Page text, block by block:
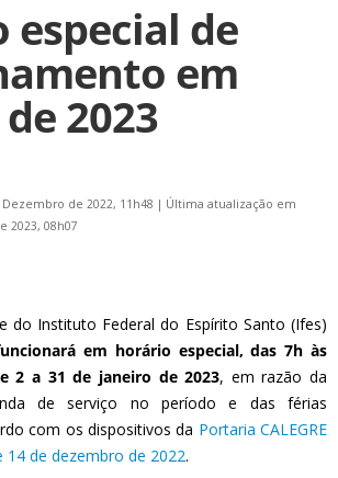
especial de
em
2023
de 2022, 11h48 | Última atualização em
2023, 08h07
do Instituto Federal do Espírito Santo (Ifes)
em horário especial, das 7h às
2 a 31 de janeiro de 2023, em razão da
de serviço no período e das férias
com os dispositivos da Portaria CALEGRE
14 de dezembro de 2022.